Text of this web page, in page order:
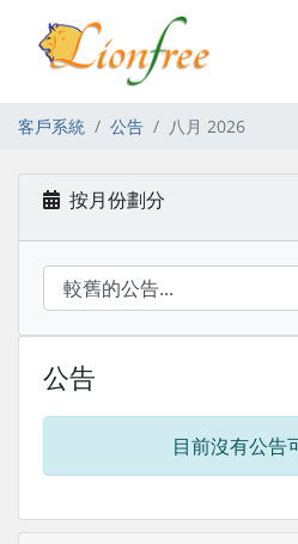
客戶系統 公告 八月 2026
按月份劃分
公告
目前沒有公告